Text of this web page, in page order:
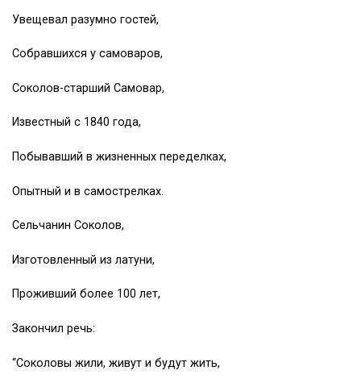
Увещевал разумно гостей,
Собравшихся у самоваров,
Соколов-старший Самовар,
Известный с 1840 года,
Побывавший в жизненных переделках,
Опытный и в самострелках.
Сельчанин Соколов,
Изготовленный из латуни,
Проживший более 100 лет,
Закончил речь:
“Соколовы жили, живут и будут жить,